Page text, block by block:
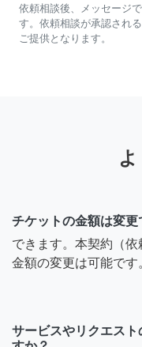
依頼相談後、メッセージ
す。依頼相談が承認され
ご提供となります。
チケットの金額は変更
できます。本契約（依
金額の変更は可能です
サービスやリクエス